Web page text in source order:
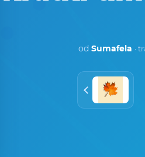
od Sumafela ·